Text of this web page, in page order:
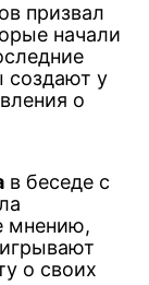
призвал
начали
создают у
о
в беседе с
мнению,
о своих